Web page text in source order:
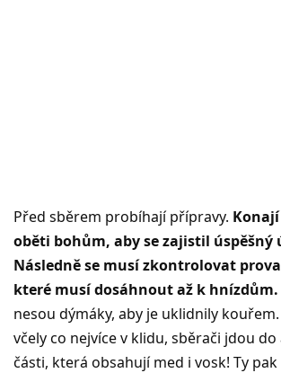
Před sběrem probíhají přípravy.
oběti bohům, aby se zajistil úspěšný
Následně se musí zkontrolovat
které musí dosáhnout až k hnízdům.
nesou dýmáky, aby je uklidnily
včely co nejvíce v klidu, sběrači jdou do
části, která obsahují med i vosk! Ty